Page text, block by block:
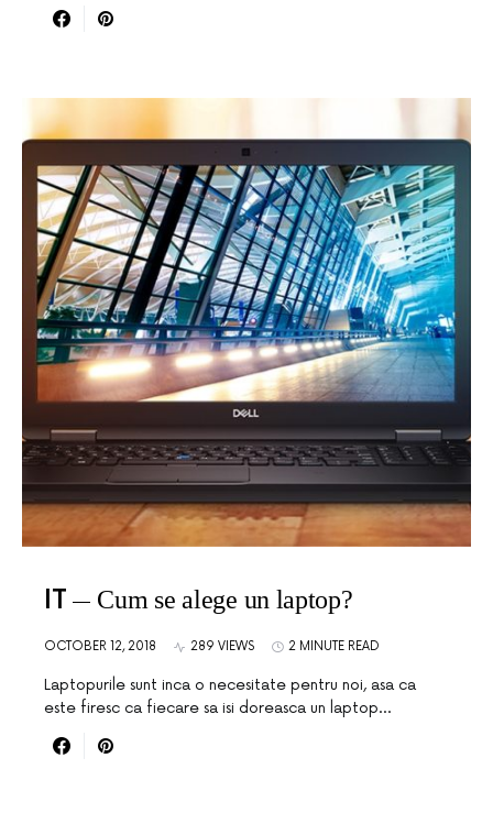
IT Cum se alege un laptop?
OCTOBER 12, 2018 289 VIEWS 2 MINUTE READ
Laptopurile sunt inca o necesitate pentru noi, asa ca
este firesc ca fiecare sa isi doreasca un laptop…